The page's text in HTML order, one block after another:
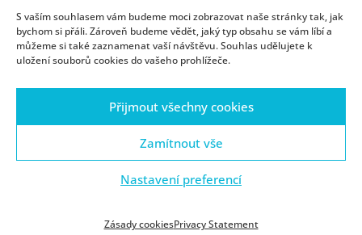
S vaším souhlasem vám budeme moci zobrazovat naše stránky tak, jak
bychom si přáli. Zároveň budeme vědět, jaký typ obsahu se vám líbí a
můžeme si také zaznamenat vaší návštěvu. Souhlas udělujete k
uložení souborů cookies do vašeho prohlížeče.
Přijmout všechny cookies
Zamítnout vše
Nastavení preferencí
Zásady cookiesPrivacy Statement
and point out in which sense it is similar to
the Stoic understanding of creative fire.
Contact People
Portál ZČU
© ZČU 1991—2021